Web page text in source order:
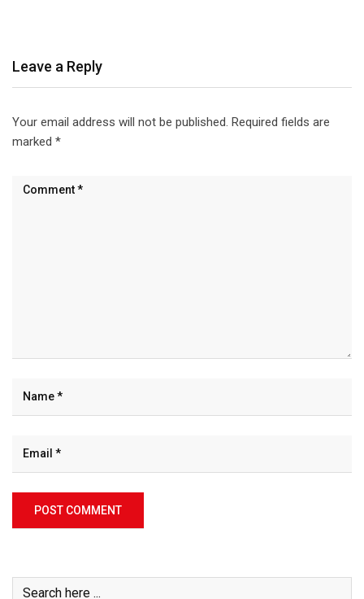
Leave a Reply
Your email address will not be published. Required fields are
marked *